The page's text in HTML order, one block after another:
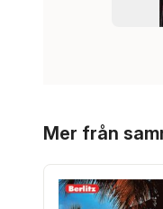
Mer från